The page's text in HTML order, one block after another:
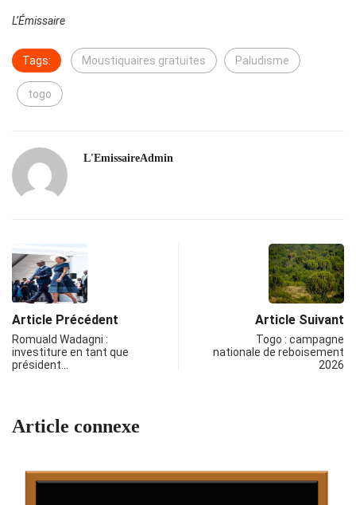
L’Émissaire
Tags: Moustiquaires gratuites Paludisme
togo
L'EmissaireAdmin
Article Précédent
Romuald Wadagni :
investiture en tant que
président…
Article Suivant
Togo : campagne
nationale de reboisement
2026
Article connexe